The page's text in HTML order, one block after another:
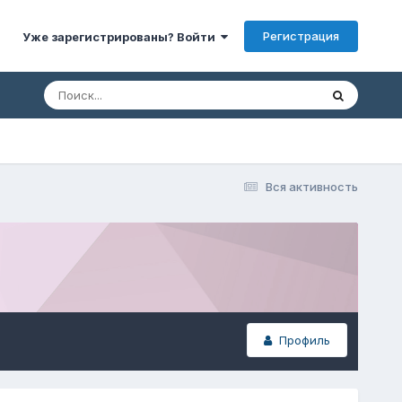
Уже зарегистрированы? Войти Регистрация
Вся активность
Профиль